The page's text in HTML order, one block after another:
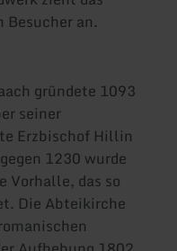
an.
gründete 1093
seiner
Erzbischof Hillin
1230 wurde
Vorhalle, das so
Die Abteikirche